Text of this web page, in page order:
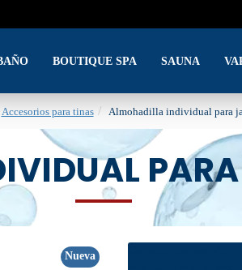
BOUTIQUE SPA SAUNA
Accesorios para tinas Almohadilla individual para
Nueva